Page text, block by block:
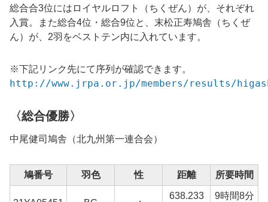
総合合3位にはロイヤルロフト（ちくぜん）が、それぞれ
入賞。また総合4位・総合9位と、末松正寿鳩舎（ちくぜ
ん）が、2羽をベストテン内に入れています。
※下記リンク先にて序列が確認できます。
http://www.jrpa.or.jp/members/results/
〈総合優勝〉
中尾健司鳩舎（北九州第一連合会）
鳩番号 羽色 性 距離 所要時間
638.233
9時間8分